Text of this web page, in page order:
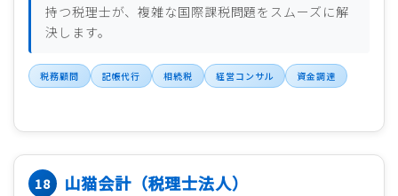
持つ税理士が、複雑な国際課税問題をスムーズに解
決します。
税務顧問 記帳代行 相続税 経営コンサル 資金調達
山猫会計（税理士法人）